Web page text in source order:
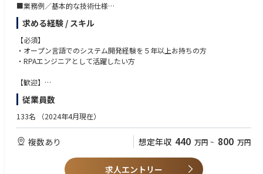
■業務例／基本的な技術仕様
・RPAツールの導入、保守・運用
業務フローのヒアリングからRPAロボットが代替する要件定義、シナリオ
作成をもとにした開発作業を担当いただきます。導入後の不具合対応やバ
ージョンアップなど、保守運用までをお任せします。使用ツールの制約が
あり、1人で1案件を担当します。
-UiPath
-AI-OCR/DX Suite
-MySQL など
フルリモート勤務可能なので、勤務地は北海道から沖縄まで、全国どこか
後の勤務地は問いません。
求める経験 / スキル
【必須】
・オープン言語でのシステム開発経験を５年以上お持ちの方
・RPAエンジニアとして活躍したい方
【歓迎】
・RPA開発、運用経験をお持ちの方
従業員数
133名 （2024年4月現在）
複数あり 想定年収 440 万円 ~ 800 万円
求人エントリー